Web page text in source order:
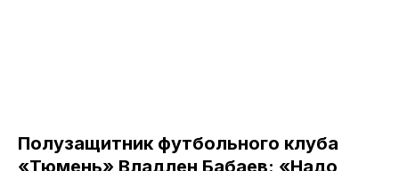
Полузащитник футбольного клуба
«Тюмень» Владлен Бабаев: «Надо